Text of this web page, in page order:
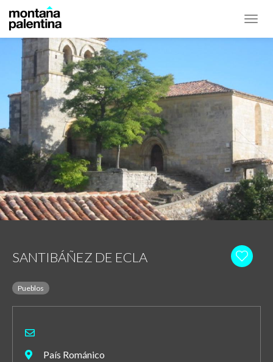
SANTIBÁÑEZ DE ECLA
Pueblos
País Románico